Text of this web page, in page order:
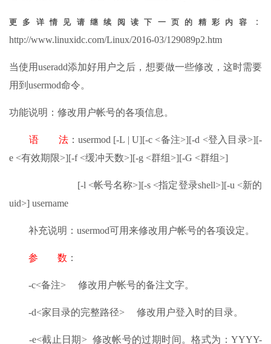
更多详情见请继续阅读下一页的精彩内容
：
http://www.linuxidc.com/Linux/2016-03/129089p2.htm
当使用useradd添加好用户之后，想要做一些修改，这时需要
用到usermod命令。
功能说明：修改用户帐号的各项信息。
语 法：usermod [-L | U][-c <备注>][-d <登入目录>][-
e <有效期限>][-f <缓冲天数>][-g <群组>][-G <群组>]
[-l <帐号名称>][-s <指定登录shell>][-u <新的
uid>] username
补充说明：usermod可用来修改用户帐号的各项设定。
参 数 ：
-c<备注> 修改用户帐号的备注文字。
-d<家目录的完整路径> 修改用户登入时的目录。
-e<截止日期> 修改帐号的过期时间。格式为：YYYY-